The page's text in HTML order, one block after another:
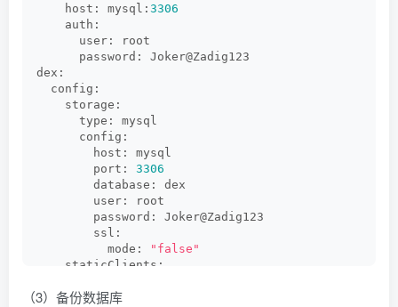
    host: mysql:
3306
    auth:
      user: root
      password: Joker@Zadig123
dex:
  config:
    storage:
      type: mysql
      config:
        host: mysql
        port:
3306
        database: dex
        user: root
        password: Joker@Zadig123
        ssl:
          mode:
"false"
    staticClients:
      name: zadig
（3）备份数据库